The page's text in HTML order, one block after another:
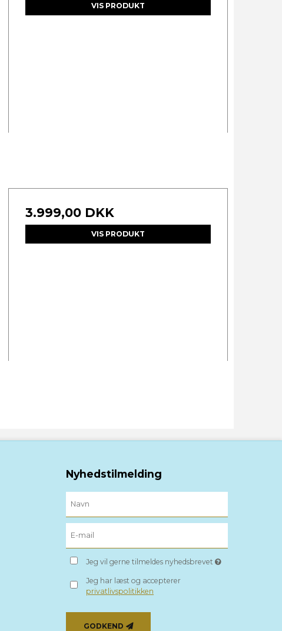
VIS PRODUKT
3.999,00 DKK
VIS PRODUKT
Nyhedstilmelding
Jeg vil gerne tilmeldes nyhedsbrevet
Jeg har læst og accepterer
privatlivspolitikken
GODKEND